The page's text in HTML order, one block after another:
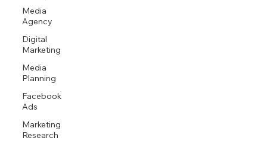
Media
Agency
Digital
Marketing
Media
Planning
Facebook
Ads
Marketing
Research